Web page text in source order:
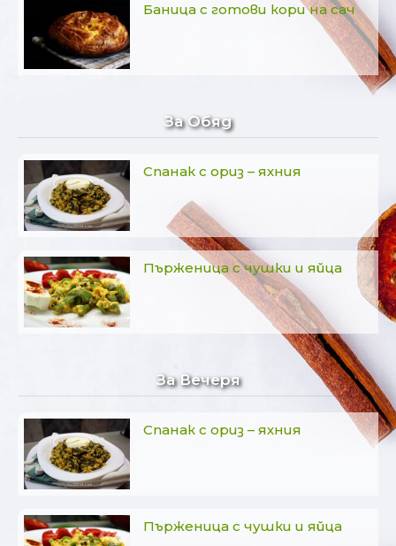
Баница с готови кори на сач
За Обяд
Спанак с ориз – яхния
Пърженица с чушки и яйца
За Вечеря
Спанак с ориз – яхния
Пърженица с чушки и яйца